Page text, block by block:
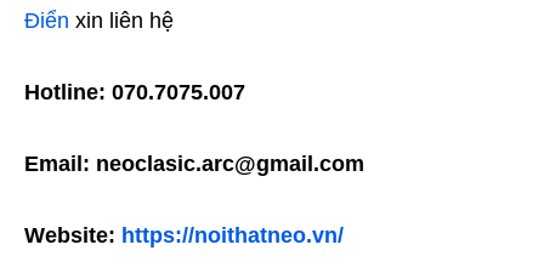
Điển xin liên hệ
Hotline: 070.7075.007
Email: neoclasic.arc@gmail.com
Website: https://noithatneo.vn/